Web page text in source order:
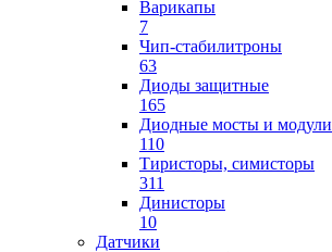
Варикапы
7
Чип-стабилитроны
63
Диоды защитные
165
Диодные мосты и модули
110
Тиристоры, симисторы
311
Динисторы
10
Датчики